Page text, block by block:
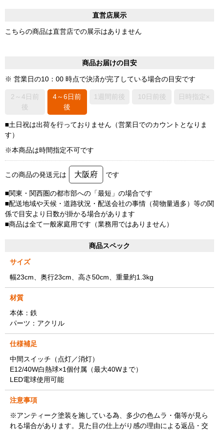
直営店展示
こちらの商品は直営店での展示はありません
商品お届けの目安
※ 営業日の10：00 時点で決済が完了している場合の目安です
2～4日前
後
4～6日前
後
1週間前後 10日前後 日時指定×
■土日祝は出荷を行っておりません（営業日でのカウントとなりま
す）
※本商品は時間指定不可です
この商品の発送元は 大阪府 です
■関東・関西圏の都市部への「最短」の場合です
■配送地域や天候・道路状況・配送会社の事情（荷物量過多）等の関
係で目安より日数が掛かる場合があります
■商品は全て一般家庭用です（業務用ではありません）
商品スペック
サイズ
幅23cm、奥行23cm、高さ50cm、重量約1.3kg
材質
本体：鉄
パーツ：アクリル
仕様補足
中間スイッチ（点灯／消灯）
E12/40W白熱球×1個付属（最大40Wまで）
LED電球使用可能
注意事項
※アンティーク塗装を施している為、多少の色ムラ・傷等が見ら
れる場合があります。見た目の仕上がり感の理由による返品・交